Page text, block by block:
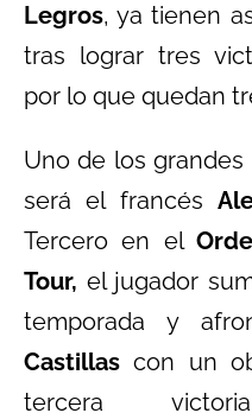
Legros, ya tienen
tras lograr tres
por lo que quedan
Uno de los
será el francés
Tercero en el
Tour, el jugador
temporada y
Castillas con un
tercera